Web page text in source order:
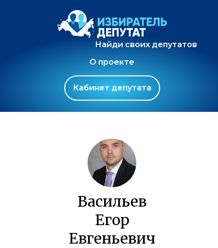
Найди своих депутатов
О проекте
Кабинет депутата
Васильев
Егор
Евгеньевич